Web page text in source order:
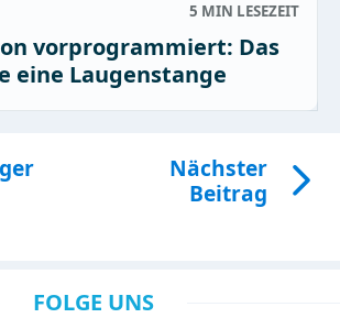
5 MIN LESEZEIT
vorprogrammiert: Das
eine Laugenstange
Nächster
Beitrag
FOLGE UNS